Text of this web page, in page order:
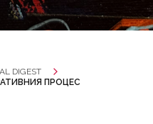
DIGEST
ПРОЦЕС